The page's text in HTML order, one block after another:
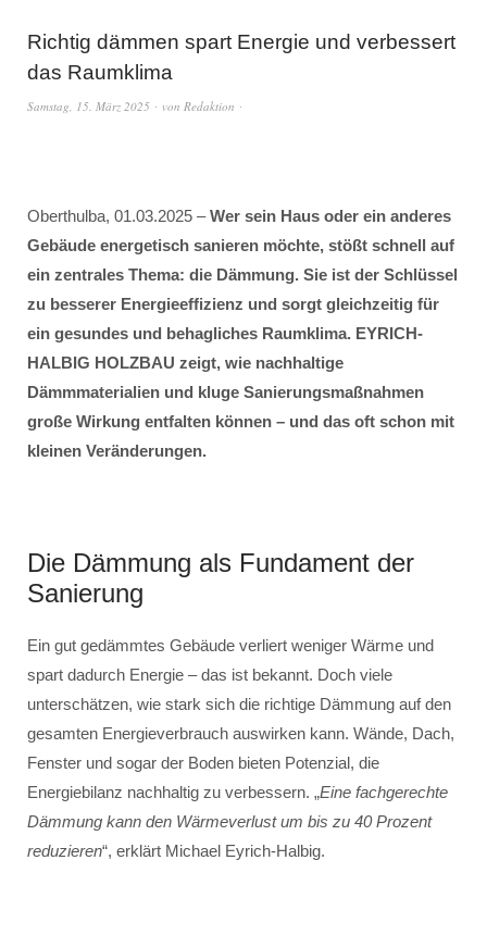
Richtig dämmen spart Energie und verbessert
das Raumklima
Samstag, 15. März 2025 von Redaktion
Oberthulba, 01.03.2025 –Wer sein Haus oder ein anderes
Gebäude energetisch sanieren möchte, stößt schnell auf
ein zentrales Thema: die Dämmung. Sie ist der Schlüssel
zu besserer Energieeffizienz und sorgt gleichzeitig für
ein gesundes und behagliches Raumklima. EYRICH-
HALBIG HOLZBAU zeigt, wie nachhaltige
Dämmmaterialien und kluge Sanierungsmaßnahmen
große Wirkung entfalten können – und das oft schon mit
kleinen Veränderungen.
Die Dämmung als Fundament der
Sanierung
Ein gut gedämmtes Gebäude verliert weniger Wärme und
spart dadurch Energie – das ist bekannt. Doch viele
unterschätzen, wie stark sich die richtige Dämmung auf den
gesamten Energieverbrauch auswirken kann. Wände, Dach,
Fenster und sogar der Boden bieten Potenzial, die
Energiebilanz nachhaltig zu verbessern. „Eine fachgerechte
Dämmung kann den Wärmeverlust um bis zu 40 Prozent
reduzieren“, erklärt Michael Eyrich-Halbig.